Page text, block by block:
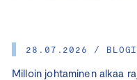
28.07.2026 /
Milloin johtaminen alkaa